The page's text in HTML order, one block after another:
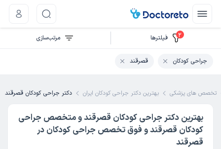
تخصص های پزشکی بهترین دکتر جراحی کودکان ایران دکتر جراحی کودکان قصرقند
بهترین دکتر جراحی کودکان قصرقند و متخصص جراحی
کودکان قصرقند و فوق تخصص جراحی کودکان در
قصرقند
2 فیلتر‌ها مرتب‌سازی
جراحی کودکان قصرقند